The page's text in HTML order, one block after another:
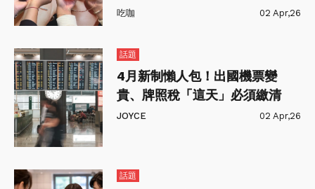
吃咖 02 Apr,26
話題
4月新制懶人包！出國機票變
貴、牌照稅「這天」必須繳清
JOYCE 02 Apr,26
話題